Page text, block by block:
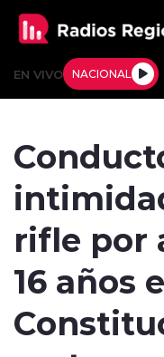
EN VIVO NACIONAL
Deportes
Internacional
Regiones al
rifle por
16 años